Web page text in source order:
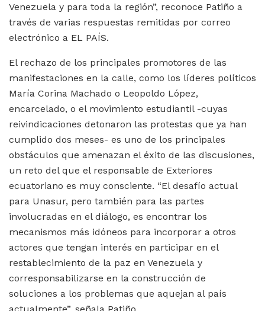
Venezuela y para toda la región”, reconoce Patiño a
través de varias respuestas remitidas por correo
electrónico a EL PAÍS.
El rechazo de los principales promotores de las
manifestaciones en la calle, como los líderes políticos
María Corina Machado o Leopoldo López,
encarcelado, o el movimiento estudiantil -cuyas
reivindicaciones detonaron las protestas que ya han
cumplido dos meses- es uno de los principales
obstáculos que amenazan el éxito de las discusiones,
un reto del que el responsable de Exteriores
ecuatoriano es muy consciente. “El desafío actual
para Unasur, pero también para las partes
involucradas en el diálogo, es encontrar los
mecanismos más idóneos para incorporar a otros
actores que tengan interés en participar en el
restablecimiento de la paz en Venezuela y
corresponsabilizarse en la construcción de
soluciones a los problemas que aquejan al país